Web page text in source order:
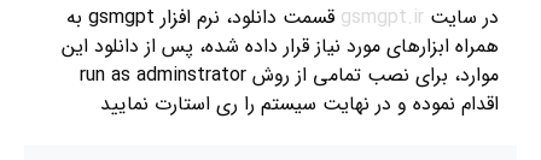
در سایت gsmgpt.ir
قسمت دانلود، نرم افزار gsmgpt به
همراه ابزارهای مورد نیاز قرار داده شده، پس از دانلود این
موارد، برای نصب تمامی از روش run as adminstrator
اقدام نموده و در نهایت سیستم را ری استارت نمایید